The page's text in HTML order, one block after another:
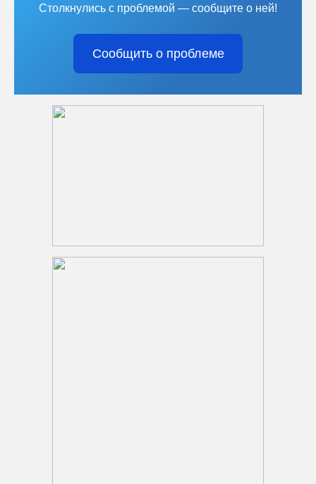
Столкнулись с проблемой — сообщите о ней!
Сообщить о проблеме